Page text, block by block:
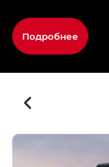
Подробнее